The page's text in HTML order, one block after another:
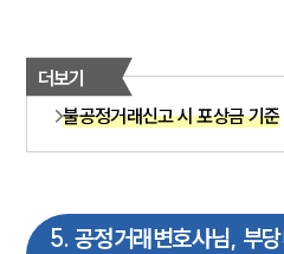
더보기
불공정거래신고 시 포상금 기준
5. 공정거래변호사님, 부